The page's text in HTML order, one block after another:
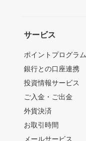
サービス
ポイントプログラム
銀行との口座連携
投資情報サービス
ご入金・ご出金
外貨決済
お取引時間
メールサービス